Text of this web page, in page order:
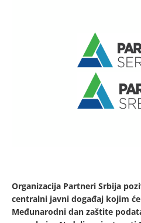
Organizacija Partneri Srbija
centralni javni događaj kojim
Međunarodni dan zaštite